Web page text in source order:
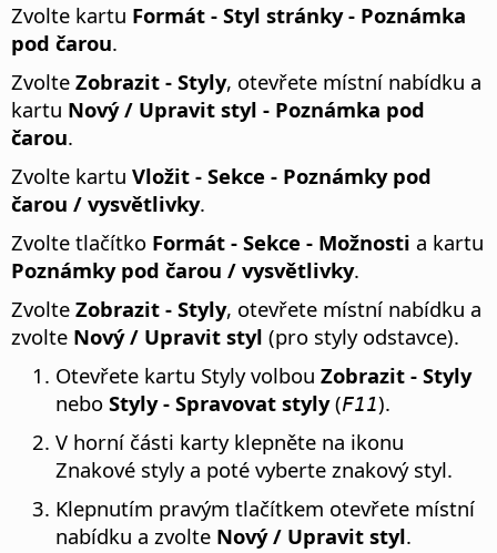
Zvolte kartu Formát - Styl stránky - Poznámka
pod čarou.
Zvolte Zobrazit - Styly, otevřete místní nabídku a
kartu Nový / Upravit styl - Poznámka pod
čarou.
Zvolte kartu Vložit - Sekce - Poznámky pod
čarou / vysvětlivky.
Zvolte tlačítko Formát - Sekce - Možnosti a kartu
Poznámky pod čarou / vysvětlivky.
Zvolte Zobrazit - Styly, otevřete místní nabídku a
zvolte Nový / Upravit styl (pro styly odstavce).
Otevřete kartu Styly volbou Zobrazit - Styly
nebo Styly - Spravovat styly(F11).
V horní části karty klepněte na ikonu
Znakové styly a poté vyberte znakový styl.
Klepnutím pravým tlačítkem otevřete místní
nabídku a zvolte Nový / Upravit styl.